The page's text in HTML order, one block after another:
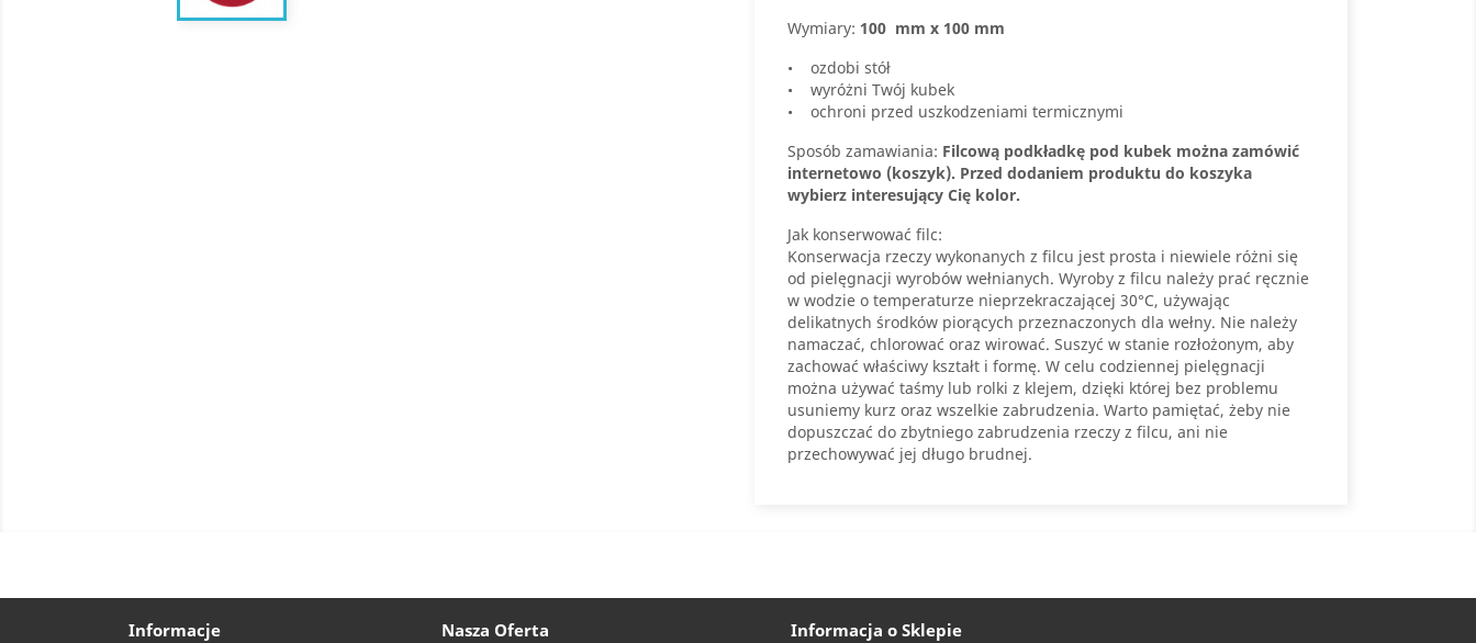
Wymiary: 100 mm x 100 mm
• ozdobi stół
• wyróżni Twój kubek
• ochroni przed uszkodzeniami termicznymi
Sposób zamawiania: Filcową podkładkę pod kubek można zamówić
internetowo (koszyk). Przed dodaniem produktu do koszyka
wybierz interesujący Cię kolor.
Jak konserwować filc:
Konserwacja rzeczy wykonanych z filcu jest prosta i niewiele różni się
od pielęgnacji wyrobów wełnianych. Wyroby z filcu należy prać ręcznie
w wodzie o temperaturze nieprzekraczającej 30°C, używając
delikatnych środków piorących przeznaczonych dla wełny. Nie należy
namaczać, chlorować oraz wirować. Suszyć w stanie rozłożonym, aby
zachować właściwy kształt i formę. W celu codziennej pielęgnacji
można używać taśmy lub rolki z klejem, dzięki której bez problemu
usuniemy kurz oraz wszelkie zabrudzenia. Warto pamiętać, żeby nie
dopuszczać do zbytniego zabrudzenia rzeczy z filcu, ani nie
przechowywać jej długo brudnej.
Informacje Nasza Oferta Informacja o Sklepie